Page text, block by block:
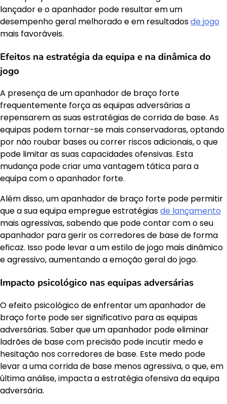
lançador e o apanhador pode resultar em um
desempenho geral melhorado e em resultadosde jogo
mais favoráveis.
Efeitos na estratégia da equipa e na dinâmica do
jogo
A presença de um apanhador de braço forte
frequentemente força as equipas adversárias a
repensarem as suas estratégias de corrida de base. As
equipas podem tornar-se mais conservadoras, optando
por não roubar bases ou correr riscos adicionais, o que
pode limitar as suas capacidades ofensivas. Esta
mudança pode criar uma vantagem tática para a
equipa com o apanhador forte.
Além disso, um apanhador de braço forte pode permitir
que a sua equipa empregue estratégiasde lançamento
mais agressivas, sabendo que pode contar com o seu
apanhador para gerir os corredores de base de forma
eficaz. Isso pode levar a um estilo de jogo mais dinâmico
e agressivo, aumentando a emoção geral do jogo.
Impacto psicológico nas equipas adversárias
O efeito psicológico de enfrentar um apanhador de
braço forte pode ser significativo para as equipas
adversárias. Saber que um apanhador pode eliminar
ladrões de base com precisão pode incutir medo e
hesitação nos corredores de base. Este medo pode
levar a uma corrida de base menos agressiva, o que, em
última análise, impacta a estratégia ofensiva da equipa
adversária.